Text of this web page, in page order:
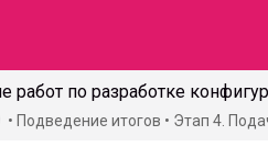
Подведение итогов Этап 4.